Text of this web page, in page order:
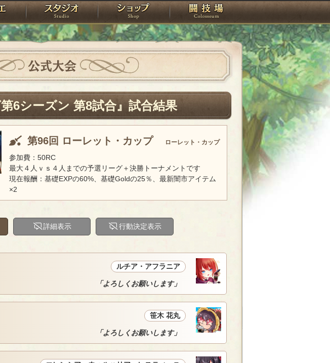
アトリエ スタジオ ショップ 闘技場
公式大会
6シーズン 第8試合』試合結果
第96回 ローレット・カップ ローレット・カップ
参加費：50RC
最大４人ｖｓ４人までの予選リーグ＋決勝トーナメントです
現在報酬：基礎EXPの60%、基礎Goldの25％、最新闇市アイテム
×2
詳細表示 行動決定表示
ルチア・アフラニア
「よろしくお願いします」
笹木 花丸
「よろしくお願いします」